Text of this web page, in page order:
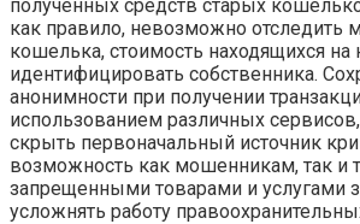
полученных средств старых
как правило, невозможно отследить
кошелька, стоимость находящихся на
идентифицировать собственника.
анонимности при получении
использованием различных
скрыть первоначальный источник
возможность как мошенникам, так и
запрещенными товарами и услугами
усложнять работу